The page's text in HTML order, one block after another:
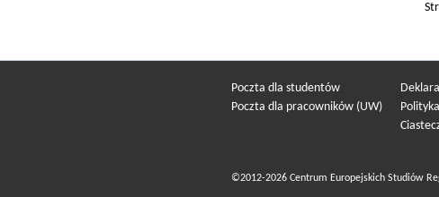
Poczta dla studentów
Poczta dla pracowników (UW)
©2012-2026 Centrum Europejskich Studiów